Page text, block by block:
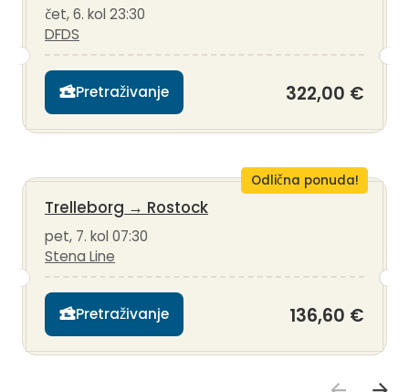
čet, 6. kol 23:30
DFDS
Pretraživanje 322,00 €
Odlična ponuda!
Trelleborg → Rostock
pet, 7. kol 07:30
Stena Line
Pretraživanje 136,60 €